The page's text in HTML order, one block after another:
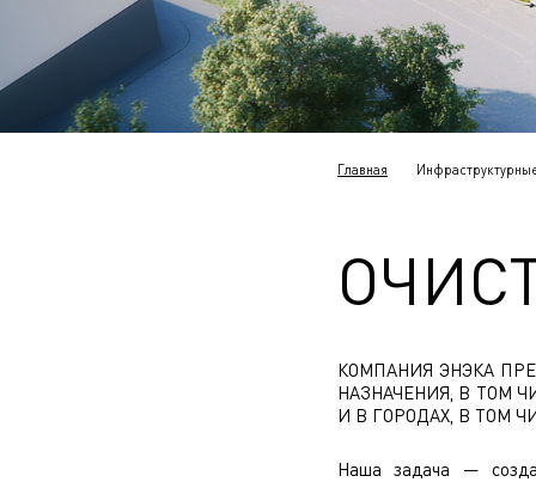
Главная
КОМПАНИЯ ЭНЭКА
НАЗНАЧЕНИЯ, В ТОМ
И В ГОРОДАХ, В ТОМ
Наша задача —